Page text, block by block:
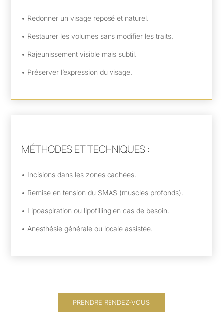
• Redonner un visage reposé et naturel.
• Restaurer les volumes sans modifier les traits.
• Rajeunissement visible mais subtil.
• Préserver l’expression du visage.
MÉTHODES ET TECHNIQUES :
• Incisions dans les zones cachées.
• Remise en tension du SMAS (muscles profonds).
• Lipoaspiration ou lipofilling en cas de besoin.
• Anesthésie générale ou locale assistée.
PRENDRE RENDEZ-VOUS